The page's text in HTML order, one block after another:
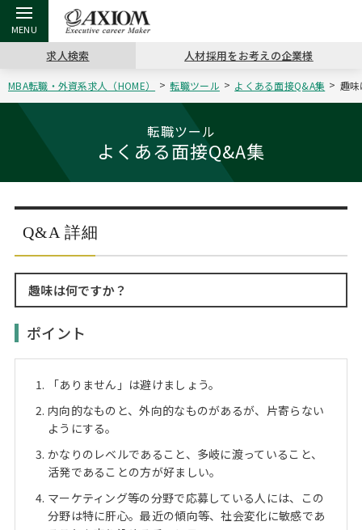
戻る
アクシアムの特長
戻る
代表メ
サービス案内
戻る
“展”職
コンサルタントの紹介
戻る
キャリア支援 TOP
キャリアデザイン講座
（最新求人市場動向）
戻る
転職活
ステージ別アドバイス
MBAからのFAQ
戻る
主な10
インターン受入企業一覧
MBAを生かす求人特集
年齢と年収の相関図
戻る
転職ツール TOP
英文レジュメの書き方
戻る
キーワ
職務経歴書の書き方
よくある面接Q&A集
外資系／面接攻略のコツ
戻る
転職コラム TOP
“展”職相談室
転職市場の明日をよめ
転職成功への4つの鍵
キャリアに効く一冊
戻る
イベント・セミナー TOP
キャリアデザインセミナー
MBA壮行会カレンダー
海外セミナー
キャリアフォーラム
Career Talk Live
MBA NETWORKING
戻る
会社概要 TOP
主なクライアント
採用情報
パブリシティ
求人検索 人材採用をお考えの企業様
MBA転職・外資系求人（HOME） 転職ツール よくある面接Q&A集 趣
転職ツール
よくある面接Q&A集
Q&A 詳細
趣味は何ですか？
ポイント
「ありません」は避けましょう。
内向的なものと、外向的なものがあるが、片寄らない
ようにする。
かなりのレベルであること、多岐に渡っていること、
活発であることの方が好ましい。
マーケティング等の分野で応募している人には、この
分野は特に肝心。最近の傾向等、社会変化に敏感であ